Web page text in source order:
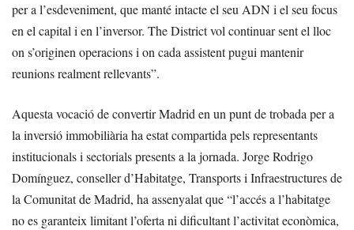
per a l’esdeveniment, que manté intacte el seu ADN i el seu focus
en el capital i en l’inversor. The District vol continuar sent el lloc
on s’originen operacions i on cada assistent pugui mantenir
reunions realment rellevants”.
Aquesta vocació de convertir Madrid en un punt de trobada per a
la inversió immobiliària ha estat compartida pels representants
institucionals i sectorials presents a la jornada. Jorge Rodrigo
Domínguez, conseller d’Habitatge, Transports i Infraestructures de
la Comunitat de Madrid, ha assenyalat que “l’accés a l’habitatge
no es garanteix limitant l’oferta ni dificultant l’activitat econòmica,